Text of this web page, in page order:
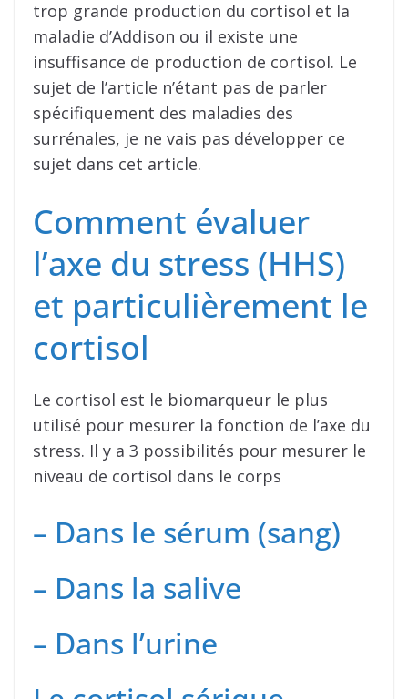
trop grande production du cortisol et la
maladie d’Addison ou il existe une
insuffisance de production de cortisol. Le
sujet de l’article n’étant pas de parler
spécifiquement des maladies des
surrénales, je ne vais pas développer ce
sujet dans cet article.
Comment évaluer
l’axe du stress (HHS)
et particulièrement le
cortisol
Le cortisol est le biomarqueur le plus
utilisé pour mesurer la fonction de l’axe du
stress. Il y a 3 possibilités pour mesurer le
niveau de cortisol dans le corps
– Dans le sérum (sang)
– Dans la salive
– Dans l’urine